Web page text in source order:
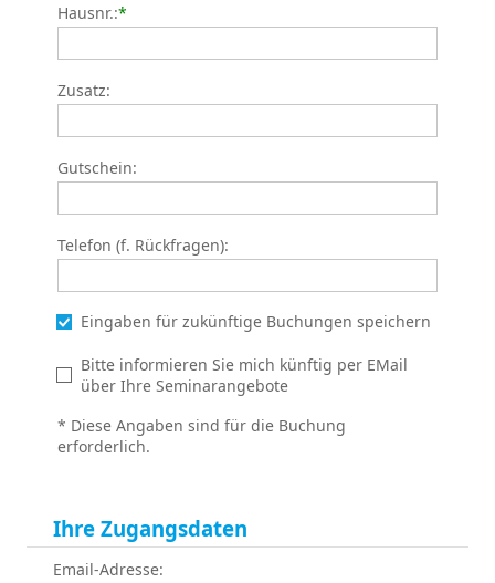
Hausnr.:*
Zusatz:
Gutschein:
Telefon (f. Rückfragen):
Eingaben für zukünftige Buchungen speichern
Bitte informieren Sie mich künftig per EMail
über Ihre Seminarangebote
* Diese Angaben sind für die Buchung
erforderlich.
Ihre Zugangsdaten
Email-Adresse: